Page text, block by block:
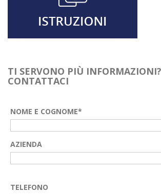
TI SERVONO PIÙ INFORMAZIONI?
CONTATTACI
NOME E COGNOME*
AZIENDA
TELEFONO